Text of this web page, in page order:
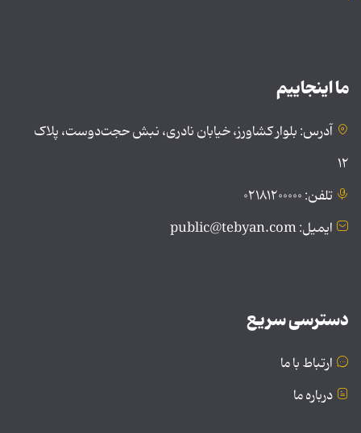
ما اینجاییم
آدرس: بلوار کشاورز، خیابان نادری، نبش حجت‌دوست، پلاک
۱۲
تلفن: ۰۲۱۸۱۲۰۰۰۰۰
ایمیل: public@tebyan.com
دسترسی سریع
ارتباط با ما
درباره ما